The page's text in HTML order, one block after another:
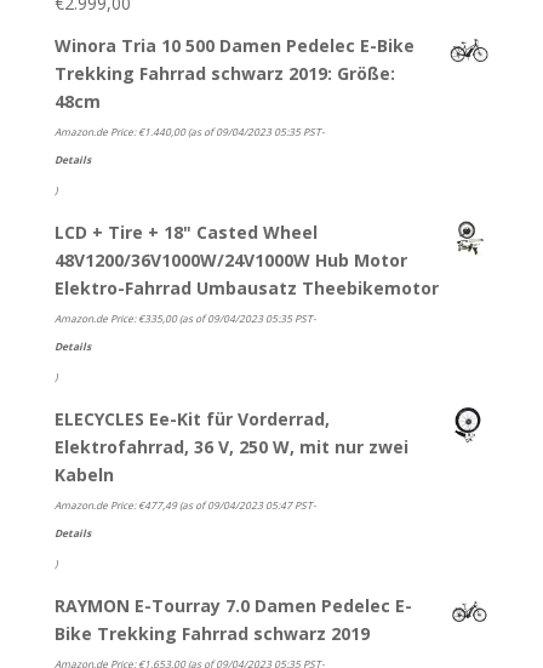
Winora Tria 10 500 Damen Pedelec E-Bike
Trekking Fahrrad schwarz 2019: Größe:
48cm
Amazon.de Price:€1.440,00(as of 09/04/2023 05:35 PST-
Details
)
LCD + Tire + 18" Casted Wheel
48V1200/36V1000W/24V1000W Hub Motor
Elektro-Fahrrad Umbausatz Theebikemotor
Amazon.de Price:€335,00(as of 09/04/2023 05:35 PST-
Details
)
ELECYCLES Ee-Kit für Vorderrad,
Elektrofahrrad, 36 V, 250 W, mit nur zwei
Kabeln
Amazon.de Price:€477,49(as of 09/04/2023 05:47 PST-
Details
)
RAYMON E-Tourray 7.0 Damen Pedelec E-
Bike Trekking Fahrrad schwarz 2019
Amazon.de Price:€1.653,00(as of 09/04/2023 05:35 PST-